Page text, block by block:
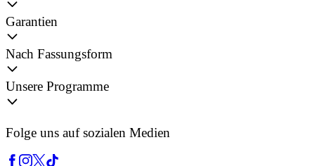
Garantien
Nach Fassungsform
Unsere Programme
Folge uns auf sozialen Medien